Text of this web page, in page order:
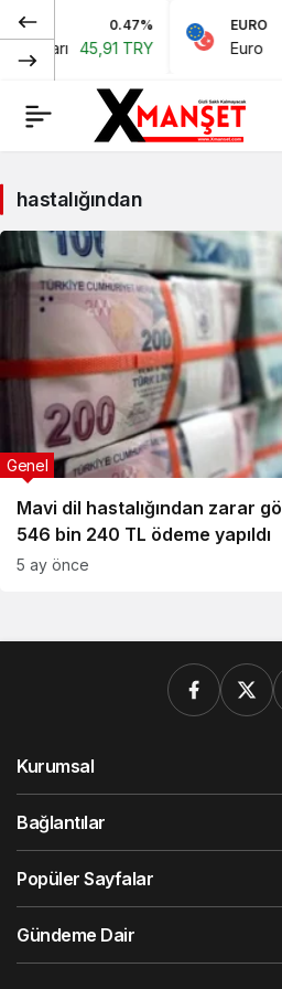
0.47%
45,91 TRY
EURO
Euro
hastalığından
Mavi dil hastalığından zarar
546 bin 240 TL ödeme yapıldı
Genel
5 ay önce
Kurumsal
Bağlantılar
Popüler Sayfalar
Gündeme Dair